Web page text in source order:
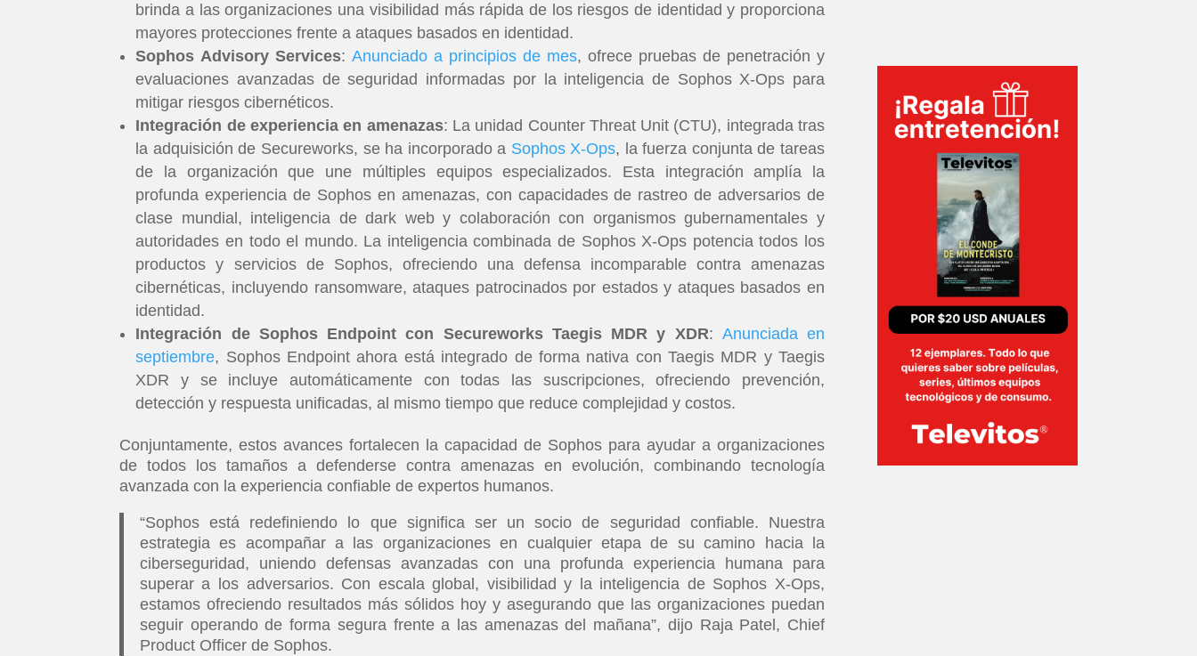
brinda a las organizaciones una visibilidad más rápida de los riesgos de identidad y proporciona
mayores protecciones frente a ataques basados en identidad.
Sophos Advisory Services:Anunciado a principios de mes, ofrece pruebas de penetración y
evaluaciones avanzadas de seguridad informadas por la inteligencia de Sophos X-Ops para
mitigar riesgos cibernéticos.
Integración de experiencia en amenazas: La unidad Counter Threat Unit (CTU), integrada tras
la adquisición de Secureworks, se ha incorporado a Sophos X-Ops, la fuerza conjunta de tareas
de la organización que une múltiples equipos especializados. Esta integración amplía la
profunda experiencia de Sophos en amenazas, con capacidades de rastreo de adversarios de
clase mundial, inteligencia de dark web y colaboración con organismos gubernamentales y
autoridades en todo el mundo. La inteligencia combinada de Sophos X-Ops potencia todos los
productos y servicios de Sophos, ofreciendo una defensa incomparable contra amenazas
cibernéticas, incluyendo ransomware, ataques patrocinados por estados y ataques basados en
identidad.
Integración de Sophos Endpoint con Secureworks Taegis MDR y XDR: Anunciada en
septiembre, Sophos Endpoint ahora está integrado de forma nativa con Taegis MDR y Taegis
XDR y se incluye automáticamente con todas las suscripciones, ofreciendo prevención,
detección y respuesta unificadas, al mismo tiempo que reduce complejidad y costos.
Conjuntamente, estos avances fortalecen la capacidad de Sophos para ayudar a organizaciones
de todos los tamaños a defenderse contra amenazas en evolución, combinando tecnología
avanzada con la experiencia confiable de expertos humanos.
“Sophos está redefiniendo lo que significa ser un socio de seguridad confiable. Nuestra
estrategia es acompañar a las organizaciones en cualquier etapa de su camino hacia la
ciberseguridad, uniendo defensas avanzadas con una profunda experiencia humana para
superar a los adversarios. Con escala global, visibilidad y la inteligencia de Sophos X-Ops,
estamos ofreciendo resultados más sólidos hoy y asegurando que las organizaciones puedan
seguir operando de forma segura frente a las amenazas del mañana”, dijo Raja Patel, Chief
Product Officer de Sophos.